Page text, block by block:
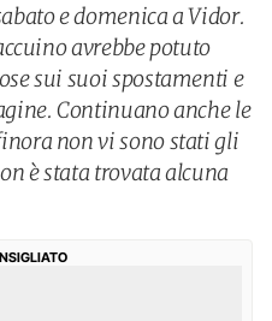
e domenica a Vidor.
avrebbe potuto
sui suoi spostamenti e
Continuano anche le
non vi sono stati gli
è stata trovata alcuna